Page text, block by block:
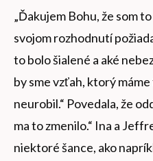
„Ďakujem Bohu, že som
svojom rozhodnutí
to bolo šialené a aké
by sme vzťah, ktorý
neurobil.“ Povedala, že
ma to zmenilo.“ Ina a
niektoré šance, ako